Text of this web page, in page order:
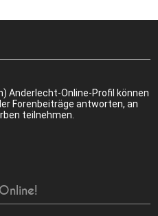
Anderlecht-Online-Profil können
Forenbeiträge antworten, an
teilnehmen.